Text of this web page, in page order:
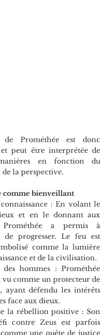
Prométhée est donc
peut être interprétée de
en fonction du
de la perspective.
comme bienveillant
: En volant le
et en le donnant aux
Prométhée a permis à
de progresser. Le feu est
comme la lumière
et de la civilisation.
des hommes : Prométhée
vu comme un protecteur de
ayant défendu les intérêts
face aux dieux.
la rébellion positive : Son
contre Zeus est parfois
une quête de justice